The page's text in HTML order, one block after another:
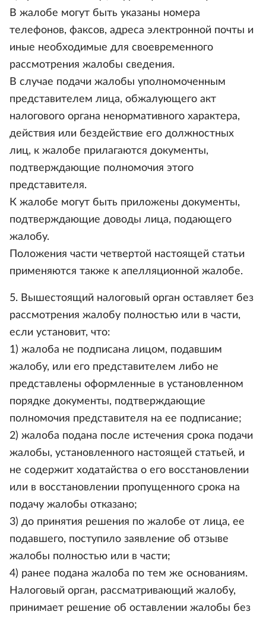
В жалобе могут быть указаны номера
телефонов, факсов, адреса электронной почты и
иные необходимые для своевременного
рассмотрения жалобы сведения.
В случае подачи жалобы уполномоченным
представителем лица, обжалующего акт
налогового органа ненормативного характера,
действия или бездействие его должностных
лиц, к жалобе прилагаются документы,
подтверждающие полномочия этого
представителя.
К жалобе могут быть приложены документы,
подтверждающие доводы лица, подающего
жалобу.
Положения части четвертой настоящей статьи
применяются также к апелляционной жалобе.
5. Вышестоящий налоговый орган оставляет без
рассмотрения жалобу полностью или в части,
если установит, что:
1) жалоба не подписана лицом, подавшим
жалобу, или его представителем либо не
представлены оформленные в установленном
порядке документы, подтверждающие
полномочия представителя на ее подписание;
2) жалоба подана после истечения срока подачи
жалобы, установленного настоящей статьей, и
не содержит ходатайства о его восстановлении
или в восстановлении пропущенного срока на
подачу жалобы отказано;
3) до принятия решения по жалобе от лица, ее
подавшего, поступило заявление об отзыве
жалобы полностью или в части;
4) ранее подана жалоба по тем же основаниям.
Налоговый орган, рассматривающий жалобу,
принимает решение об оставлении жалобы без